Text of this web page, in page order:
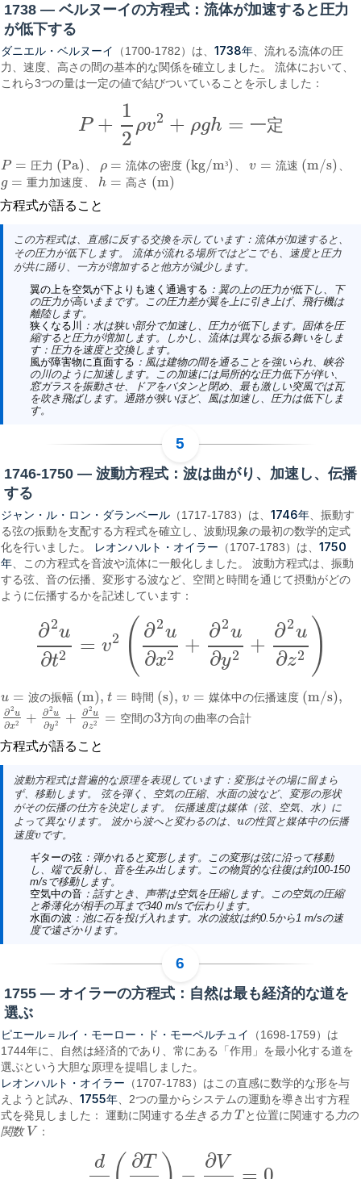
1738 — ベルヌーイの方程式：流体が加速すると圧力
が低下する
ダニエル・ベルヌーイ （1700-1782）は、1738年 、流れる流体の圧
力、速度、高さの間の基本的な関係を確立しました。 流体において、
これら3つの量は一定の値で結びついていることを示しました：
P +
1
2
ρv2 + ρgh = 一定
P+12 2+ρ gh=一定
P = 圧力 (Pa)
P= 圧力 (Pa) ρ = 流体の密度 (kg/m³)
ρ=流体の密度 (kg/m³) v = 流速 (m/s)
v= 流速 (m/s)
g = 重力加速度
g=重力加速度 、 h = 高さ (m)
h= 高さ (m)
方程式が語ること
この方程式は、直感に反する交換を示しています：流体が加速すると、
その圧力が低下します。 流体が流れる場所ではどこでも、速度と圧力
が共に踊り、一方が増加すると他方が減少します。
翼の上を空気が下よりも速く通過する ：翼の上の圧力が低下し、下
の圧力が高いままです。この圧力差が翼を上に引き上げ、飛行機は
離陸します。
狭くなる川 ：水は狭い部分で加速し、圧力が低下します。固体を圧
縮すると圧力が増加します。しかし、流体は異なる振る舞いをしま
す：圧力を速度と交換します。
風が障害物に直面する ：風は建物の間を通ることを強いられ、峡谷
の川のように加速します。この加速には局所的な圧力低下が伴い、
窓ガラスを振動させ、ドアをバタンと閉め、最も激しい突風では瓦
を吹き飛ばします。通路が狭いほど、風は加速し、圧力は低下しま
す。
1746-1750 — 波動方程式：波は曲がり、加速し、伝播
する
ジャン・ル・ロン・ダランベール （1717-1783）は、1746年 、振動す
る弦の振動を支配する方程式を確立し、波動現象の最初の数学的定式
化を行いました。 レオンハルト・オイラー （1707-1783）は、1750
年 、この方程式を音波や流体に一般化しました。 波動方程式は、振動
する弦、音の伝播、変形する波など、空間と時間を通じて摂動がどの
ように伝播するかを記述しています：
∂2u
∂t2 = v2 ( ∂2u
∂x2 +
∂2u
∂y2 +
∂2u
∂z2 )
∂ u∂ =v (∂2u∂x2 +∂2 ∂y2+∂2u ∂z2
u = 波の振幅 (m),
u=波の振幅 (m), t = 時間 (s),
t=時間 (s) , v = 媒体中の伝播速度(m/s),
v= 媒体中の伝播速度 (m/s),
∂2u
∂x2 + ∂2u
∂y2 + ∂2u
∂z2 = 空間の3方向の曲率の合計
∂2u∂ x2 +∂2u ∂y2 +∂2u ∂z 2=空間の3方向の曲率の合計
方程式が語ること
波動方程式は普遍的な原理を表現しています：変形はその場に留まら
ず、移動します。 弦を弾く、空気の圧縮、水面の波など、変形の形状
がその伝播の仕方を決定します。 伝播速度は媒体（弦、空気、水）に
よって異なります。 波から波へと変わるのは、 u
uの性質と媒体中の伝播
速度v
v です。
ギターの弦：弾かれると変形します。この変形は弦に沿って移動
し、端で反射し、音を生み出します。この物質的な往復は約100-150
m/sで移動します。
空気中の音：話すとき、声帯は空気を圧縮します。この空気の圧縮
と希薄化が相手の耳まで340 m/sで伝わります。
水面の波 ：池に石を投げ入れます。水の波紋は約0.5から1 m/sの速
度で遠ざかります。
1755 — オイラーの方程式：自然は最も経済的な道を
選ぶ
ピエール＝ルイ・モーロー・ド・モーペルチュイ
（1698-1759）は
1744年に、自然は経済的であり、常にある「作用」を最小化する道を
選ぶという大胆な原理を提唱しました。
レオンハルト・オイラー （1707-1783）はこの直感に数学的な形を与
えようと試み、1755年 、2つの量からシステムの運動を導き出す方程
式を発見しました： 運動に関連する生きる力 T
T と位置に関連する 力の
関数 V
V ：
d
∂T ∂V